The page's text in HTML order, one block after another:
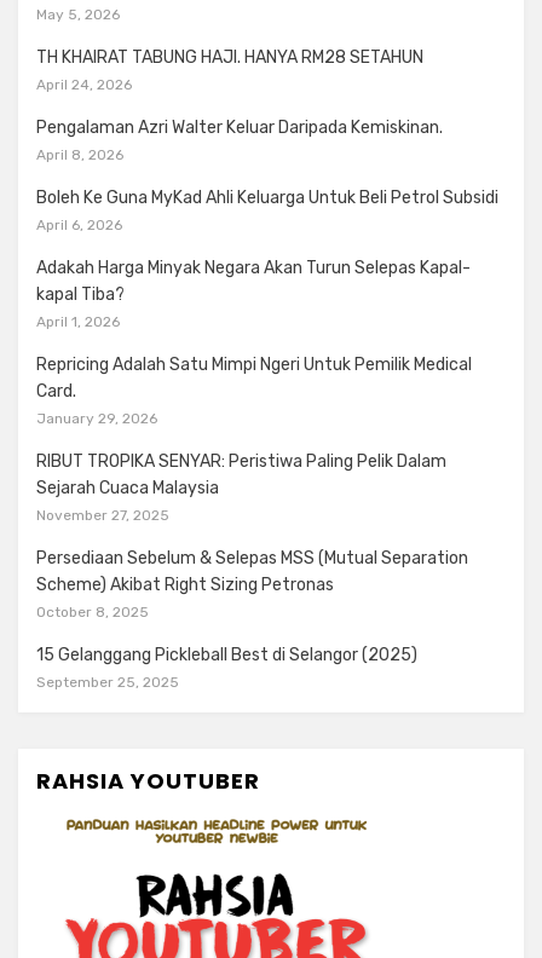
May 5, 2026
TH KHAIRAT TABUNG HAJI. HANYA RM28 SETAHUN
April 24, 2026
Pengalaman Azri Walter Keluar Daripada Kemiskinan.
April 8, 2026
Boleh Ke Guna MyKad Ahli Keluarga Untuk Beli Petrol Subsidi
April 6, 2026
Adakah Harga Minyak Negara Akan Turun Selepas Kapal-
kapal Tiba?
April 1, 2026
Repricing Adalah Satu Mimpi Ngeri Untuk Pemilik Medical
Card.
January 29, 2026
RIBUT TROPIKA SENYAR: Peristiwa Paling Pelik Dalam
Sejarah Cuaca Malaysia
November 27, 2025
Persediaan Sebelum & Selepas MSS (Mutual Separation
Scheme) Akibat Right Sizing Petronas
October 8, 2025
15 Gelanggang Pickleball Best di Selangor (2025)
September 25, 2025
RAHSIA YOUTUBER